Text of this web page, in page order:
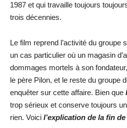
1987 et qui travaille toujours
trois décennies.
Le film reprend l’activité du groupe
un cas particulier où un magasin
dommages mortels à son
le père Pilon, et le reste du groupe
enquêter sur cette affaire. Bien que
trop sérieux et conserve toujours
rien. Voici l’explication de la fin